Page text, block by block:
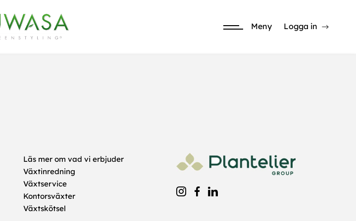
Meny Logga in
Läs mer om vad vi erbjuder
Växtinredning
Växtservice
Kontorsväxter
Växtskötsel